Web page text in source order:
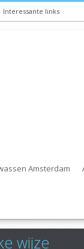
Interessante links
Amsterdam
wijze